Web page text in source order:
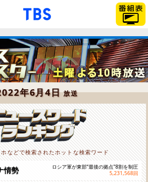
「TBSテレビ」トップペー
年6月4日放送
などで検索されたホットな検索ワード
情勢
ロシア軍が東部“最後の拠点"8割を制圧
5,231,568回